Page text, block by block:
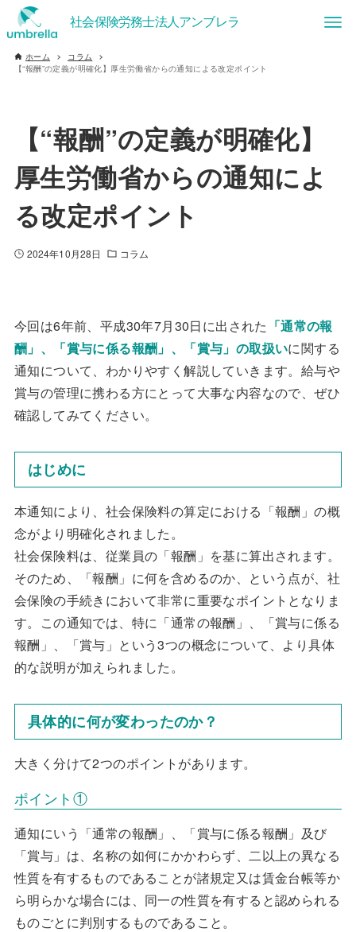
ホーム
コラム
【“報酬”の定義が明確化】厚生労働省からの通知による改定ポイント
【“報酬”の定義が明確化】
厚生労働省からの通知によ
る改定ポイント
2024年10月28日 コラム
今回は6年前、平成30年7月30日に出された 「通常の報
酬」、「賞与に係る報酬」、「賞与」の取扱いに関する
通知について、わかりやすく解説していきます。給与や
賞与の管理に携わる方にとって大事な内容なので、ぜひ
確認してみてください。
はじめに
本通知により、社会保険料の算定における「報酬」の概
念がより明確化されました。
社会保険料は、従業員の「報酬」を基に算出されます。
そのため、「報酬」に何を含めるのか、という点が、社
会保険の手続きにおいて非常に重要なポイントとなりま
す。この通知では、特に「通常の報酬」、「賞与に係る
報酬」、「賞与」という3つの概念について、より具体
的な説明が加えられました。
具体的に何が変わったのか？
大きく分けて2つのポイントがあります。
ポイント①
通知にいう「通常の報酬」、「賞与に係る報酬」及び
「賞与」は、名称の如何にかかわらず、二以上の異なる
性質を有するものであることが諸規定又は賃金台帳等か
ら明らかな場合には、同一の性質を有すると認められる
ものごとに判別するものであること。